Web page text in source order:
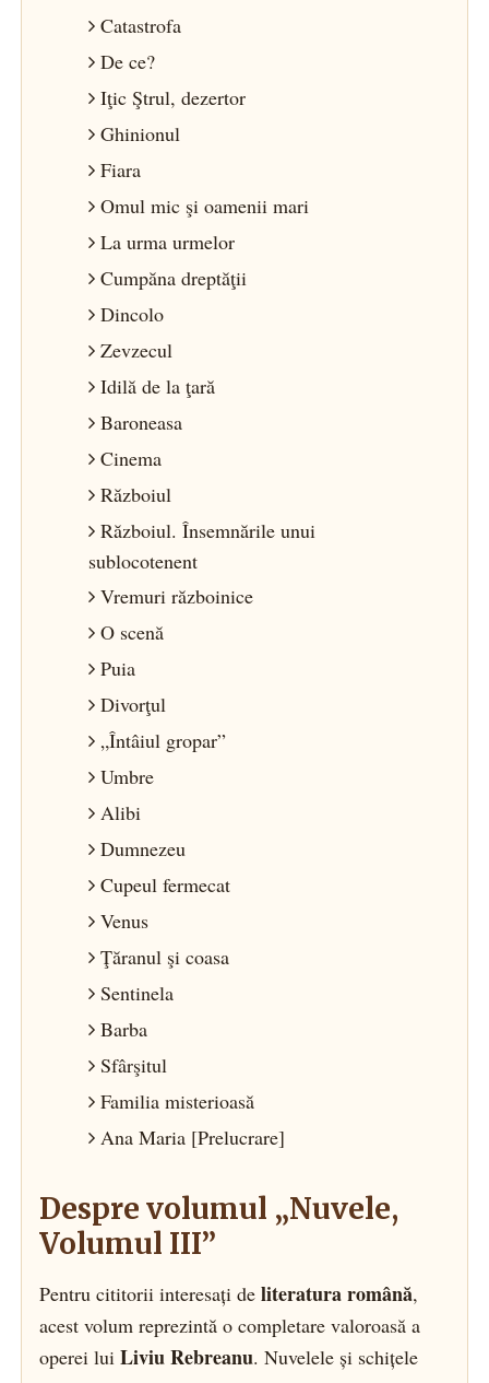
Catastrofa
De ce?
Iţic Ştrul, dezertor
Ghinionul
Fiara
Omul mic şi oamenii mari
La urma urmelor
Cumpăna dreptăţii
Dincolo
Zevzecul
Idilă de la ţară
Baroneasa
Cinema
Războiul
Războiul. Însemnările unui
sublocotenent
Vremuri războinice
O scenă
Puia
Divorţul
„Întâiul gropar”
Umbre
Alibi
Dumnezeu
Cupeul fermecat
Venus
Ţăranul şi coasa
Sentinela
Barba
Sfârşitul
Familia misterioasă
Ana Maria [Prelucrare]
Despre volumul „Nuvele,
Volumul III”
Pentru cititorii interesați de literatura română,
acest volum reprezintă o completare valoroasă a
operei lui Liviu Rebreanu. Nuvelele și schițele